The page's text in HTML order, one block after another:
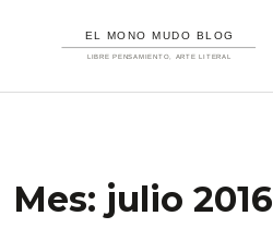
Mes: julio 2016